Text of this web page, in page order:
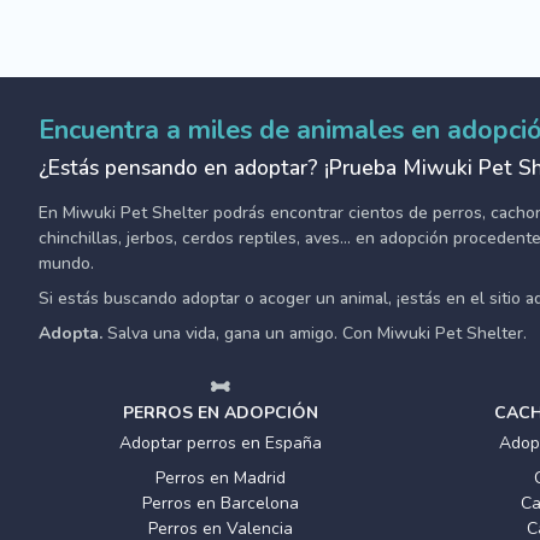
Encuentra a miles de animales en
¿Estás pensando en adoptar? ¡Prueba Miwuki Pet
En Miwuki Pet Shelter podrás encontrar cientos de perros,
chinchillas, jerbos, cerdos reptiles, aves... en adopción
mundo.
Si estás buscando adoptar o acoger un animal, ¡estás en el sitio
Adopta. Salva una vida, gana un amigo. Con Miwuki Pet Shelter.
PERROS EN ADOPCIÓN
Adoptar perros en España
Perros en Madrid
Perros en Barcelona
Perros en Valencia